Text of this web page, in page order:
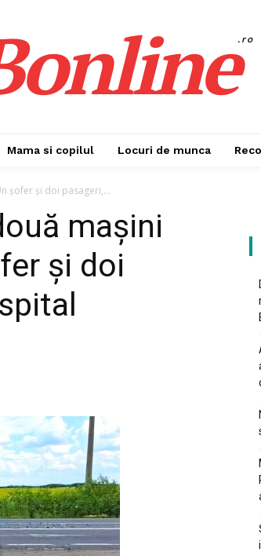
.ro
Mama si copilul Locuri de munca
șofer și doi pasageri,...
mașini
și doi